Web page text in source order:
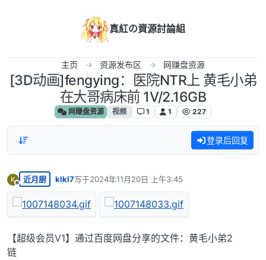
真紅の資源討論組
主页 资源发布区 网赚盘资源
[3D动画]fengying：医院NTR上 黄毛小弟
在大哥病床前 1V/2.16GB
网赚盘资源 视频 1 1 227
登录后回复
K
离线
近月厨 klkl7写于2024年11月20日 上午3:45
最后由 编辑
【超级会员V1】通过百度网盘分享的文件：黄毛小弟2
链